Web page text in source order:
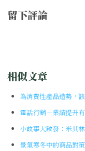
留下評論
相似文章
為消費性產品造勢，
電話行銷－業績提升有
小故事大啟發：米其
景氣寒冬中的商品對策